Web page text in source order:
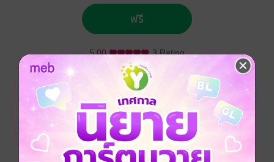
ฟรี
5.00 3 Rating
ติดตาม
ความเห็นที่ถูกต้องและความคิดที่ถูกต้องเป็นสิ่งที่สำคัญใน